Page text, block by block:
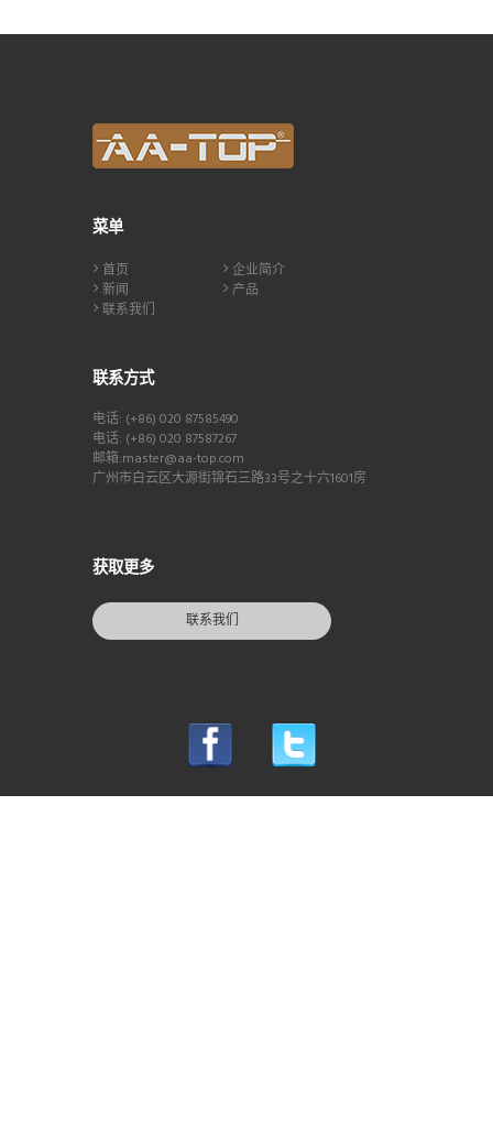
菜单
首页
企业简介
新闻
产品
联系我们
联系方式
电话: (+86) 020 87585490
电话: (+86) 020 87587267
邮箱:master@aa-top.com
广州市白云区大源街锦石三路33号之十六1601房
获取更多
联系我们